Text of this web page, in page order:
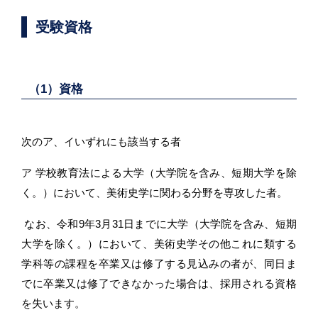
受験資格
（1）資格
次のア、イいずれにも該当する者
ア 学校教育法による大学（大学院を含み、短期大学を除
く。）において、美術史学に関わる分野を専攻した者。
なお、令和9年3月31日までに大学（大学院を含み、短期
大学を除く。）において、美術史学その他これに類する
学科等の課程を卒業又は修了する見込みの者が、同日ま
でに卒業又は修了できなかった場合は、採用される資格
を失います。